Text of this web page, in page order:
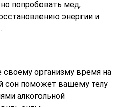
попробовать мед,
энергии и
организму время на
сон поможет вашему телу
алкогольной